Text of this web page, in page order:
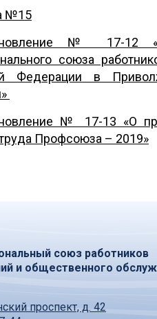
№15
№ 17-12 «О
союза
Федерации в
№ 17-13 «О
Профсоюза – 2019»
союз работников
и общественного
проспект, д. 42